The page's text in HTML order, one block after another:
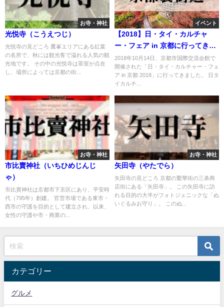
お寺・神社
光悦寺（こうえつじ）
光悦寺の見どころ 鷹峯エリアにある紅葉
の名所で、秋には観光客で溢れる人気の観
光地です。 その中の光悦寺は茶室が点在
し、場所によっては京都の街...
イベント
【2018】日・タイ・カルチャ
ー・フェア in 京都に行ってきま
した
2018年10月14日、京都市国際交流会館で
開催された「日・タイ・カルチャー・フェ
ア in 京都 2018」に行ってきました。 日タ
イカルチ...
お寺・神社
市比賣神社（いちひめじんじ
ゃ）
市比賣神社は京都市下京区にあり、平安時
代（795年）創建。 官営市場である東市・
西市の守護を目的として建立され、以来、
女性の守護や市・商業の...
お寺・神社
矢田寺（やたでら）
矢田寺の見どころ 京都の繫華街の三条商
店街にある「矢田寺」。 この矢田寺に訪
れる目的の大半がフォトジェニックな「ぬ
いぐるみお守り」。 このぬ...
カテゴリー
グルメ